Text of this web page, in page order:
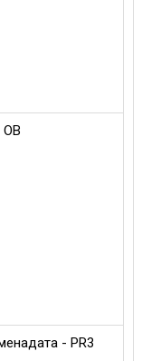
- PR3